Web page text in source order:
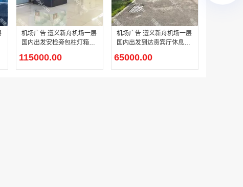
机场广告 遵义新舟机场一层
国内出发安检旁包柱灯箱广
115000.00
机场广告 遵义新舟机场一层
国内出发到达贵宾厅休息室
65000.00